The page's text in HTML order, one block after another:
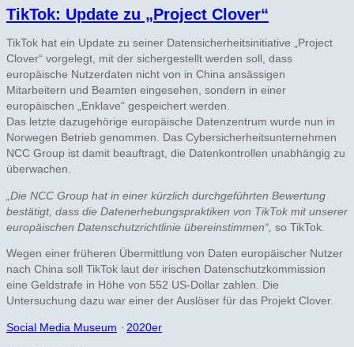
TikTok: Update zu „Project Clover“
TikTok hat ein Update zu seiner Datensicherheitsinitiative „Project
Clover“ vorgelegt, mit der sichergestellt werden soll, dass
europäische Nutzerdaten nicht von in China ansässigen
Mitarbeitern und Beamten eingesehen, sondern in einer
europäischen „Enklave“ gespeichert werden.
Das letzte dazugehörige europäische Datenzentrum wurde nun in
Norwegen Betrieb genommen. Das Cybersicherheitsunternehmen
NCC Group ist damit beauftragt, die Datenkontrollen unabhängig zu
überwachen.
„Die NCC Group hat in einer kürzlich durchgeführten Bewertung
bestätigt, dass die Datenerhebungspraktiken von TikTok mit unserer
europäischen Datenschutzrichtlinie übereinstimmen“, so TikTok.
Wegen einer früheren Übermittlung von Daten europäischer Nutzer
nach China soll TikTok laut der irischen Datenschutzkommission
eine Geldstrafe in Höhe von 552 US-Dollar zahlen. Die
Untersuchung dazu war einer der Auslöser für das Projekt Clover.
Social Media Museum ⋅ 2020er